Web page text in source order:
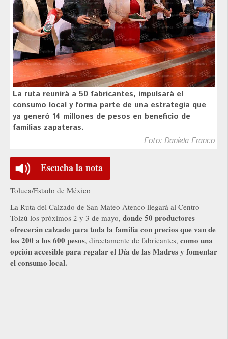
La ruta reunirá a 50 fabricantes, impulsará el
consumo local y forma parte de una estrategia que
ya generó 14 millones de pesos en beneficio de
familias zapateras.
Foto: Daniela Franco
Escucha la nota
Toluca/Estado de México
La Ruta del Calzado de San Mateo Atenco llegará al Centro
Tolzú los próximos 2 y 3 de mayo, donde 50 productores
ofrecerán calzado para toda la familia con precios que van de
los 200 a los 600 pesos, directamente de fabricantes, como una
opción accesible para regalar el Día de las Madres y fomentar
el consumo local.